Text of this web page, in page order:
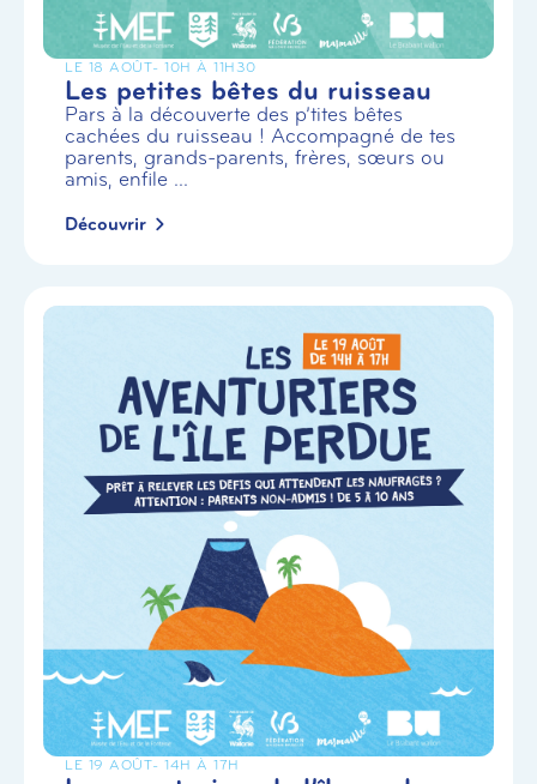
LE 18 AOÛT- 10H À 11H30
Les petites bêtes du ruisseau
Pars à la découverte des p’tites bêtes
cachées du ruisseau ! Accompagné de tes
parents, grands-parents, frères, sœurs ou
amis, enfile ...
Découvrir
LE 19 AOÛT- 14H À 17H